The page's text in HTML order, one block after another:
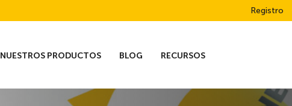
Registro
NUESTROS PRODUCTOS BLOG RECURSOS